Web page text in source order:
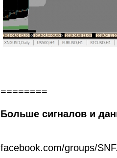
========
Больше сигналов и
facebook.com/groups/